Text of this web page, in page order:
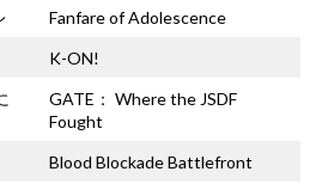
Fanfare of Adolescence
K-ON!
GATE： Where the JSDF
Fought
Blood Blockade Battlefront